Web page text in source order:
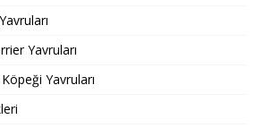
Yavruları
Yavruları